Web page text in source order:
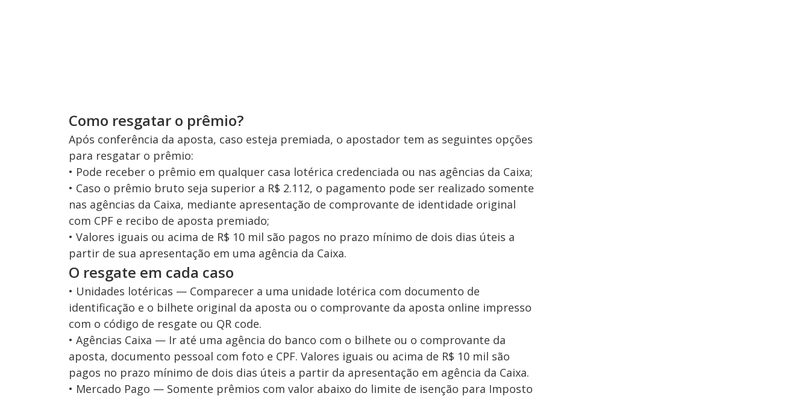
Como resgatar o prêmio?
Após conferência da aposta, caso esteja premiada, o apostador tem as seguintes opções
para resgatar o prêmio:
• Pode receber o prêmio em qualquer casa lotérica credenciada ou nas agências da Caixa;
• Caso o prêmio bruto seja superior a R$ 2.112, o pagamento pode ser realizado somente
nas agências da Caixa, mediante apresentação de comprovante de identidade original
com CPF e recibo de aposta premiado;
• Valores iguais ou acima de R$ 10 mil são pagos no prazo mínimo de dois dias úteis a
partir de sua apresentação em uma agência da Caixa.
O resgate em cada caso
• Unidades lotéricas — Comparecer a uma unidade lotérica com documento de
identificação e o bilhete original da aposta ou o comprovante da aposta online impresso
com o código de resgate ou QR code.
• Agências Caixa — Ir até uma agência do banco com o bilhete ou o comprovante da
aposta, documento pessoal com foto e CPF. Valores iguais ou acima de R$ 10 mil são
pagos no prazo mínimo de dois dias úteis a partir da apresentação em agência da Caixa.
• Mercado Pago — Somente prêmios com valor abaixo do limite de isenção para Imposto